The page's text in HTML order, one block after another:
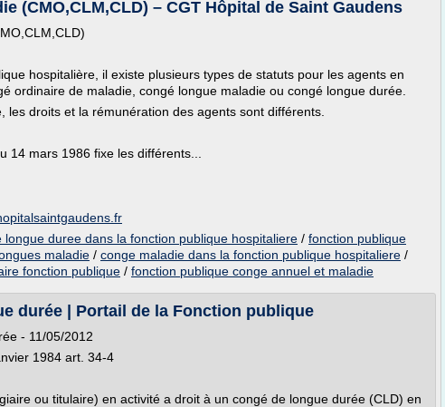
(CMO,CLM,CLD) – CGT Hôpital de Saint Gaudens
hospitalière, il existe plusieurs types de statuts pour les agents en
ordinaire de maladie, congé longue maladie ou congé longue durée.
les droits et la rémunération des agents sont différents.
14 mars 1986 fixe les différents...
longue duree dans la fonction publique hospitaliere / fonction publique
maladie / conge maladie dans la fonction publique hospitaliere /
fonction publique / fonction publique conge annuel et maladie
durée | Portail de la Fonction publique
- 11/05/2012
1984 art. 34-4
ou titulaire) en activité a droit à un congé de longue durée (CLD) en